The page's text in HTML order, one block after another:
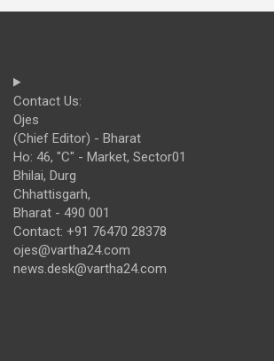
Contact Us:
Ojes
(Chief Editor) - Bharat
Ho: 46, "C" - Market, Sector01
Bhilai, Durg
Chhattisgarh,
Bharat - 490 001
Contact: +91 76470 28378
ojes@vartha24.com
news.desk@vartha24.com